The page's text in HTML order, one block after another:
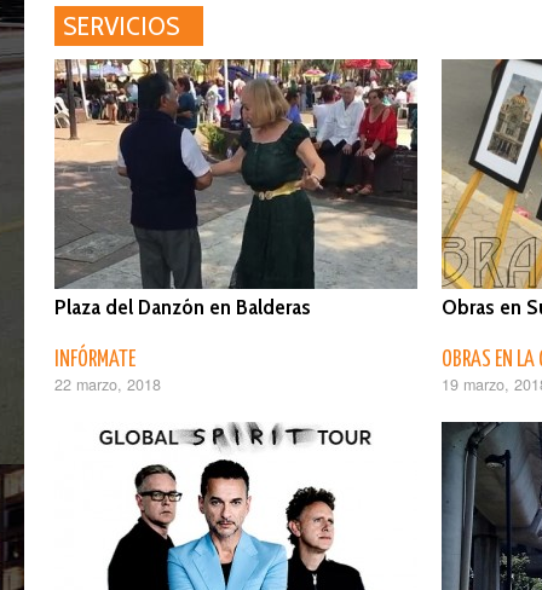
SERVICIOS
Plaza del Danzón en Balderas
INFÓRMATE
22 marzo, 2018
Obras en
OBRAS EN LA
19 marzo,